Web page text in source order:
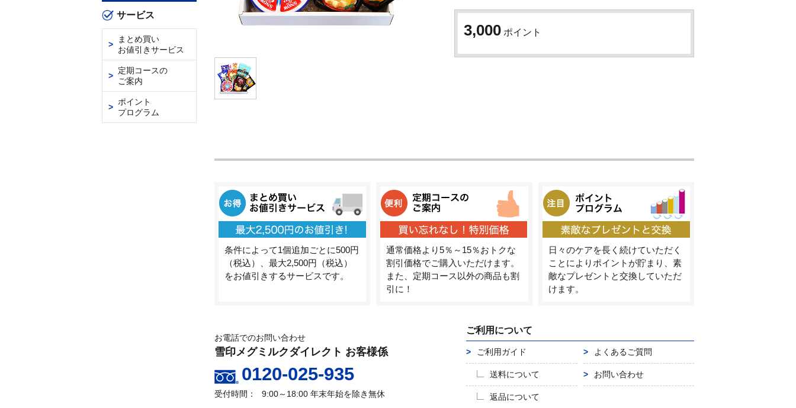
サービス
まとめ買い
お値引きサービス
定期コースの
ご案内
ポイント
プログラム
3,000 ポイント
条件によって1個追加ごとに500円
（税込）、最大2,500円（税込）
をお値引きするサービスです。
通常価格より5％～15％おトクな
割引価格でご購入いただけます。
また、定期コース以外の商品も割
引に！
日々のケアを長く続けていただく
ことによりポイントが貯まり、素
敵なプレゼントと交換していただ
けます。
お電話でのお問い合わせ
雪印メグミルクダイレクト お客様係
0120-025-935
9:00～18:00 年末年始を除き無休
ご利用について
ご利用ガイド
送料について
返品について
よくあるご質問
お問い合わせ